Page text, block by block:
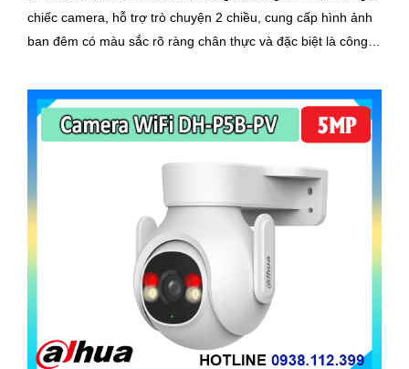
chiếc camera, hỗ trợ trò chuyện 2 chiều, cung cấp hình ảnh
ban đêm có màu sắc rõ ràng chân thực và đặc biệt là công
ninh hiệu quảDòng camera quan sát DH-P5D-5F-PV với
chức năng đàm thoại 2 chiều và khả năng theo dõi chuyển
động trả nghiệm tốt. Sản phẩm không dây, tiện lợi trong lắp